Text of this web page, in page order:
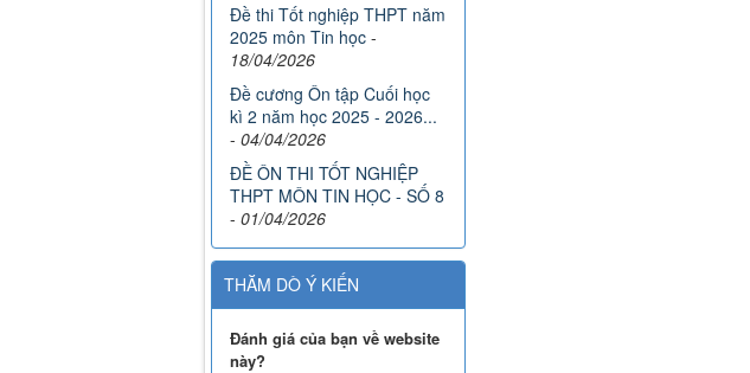
Đề thi Tốt nghiệp THPT năm
2025 môn Tin học -
18/04/2026
Đề cương Ôn tập Cuối học
kì 2 năm học 2025 - 2026...
- 04/04/2026
ĐỀ ÔN THI TỐT NGHIỆP
THPT MÔN TIN HỌC - SỐ 8
- 01/04/2026
THĂM DÒ Ý KIẾN
Đánh giá của bạn về website
này?